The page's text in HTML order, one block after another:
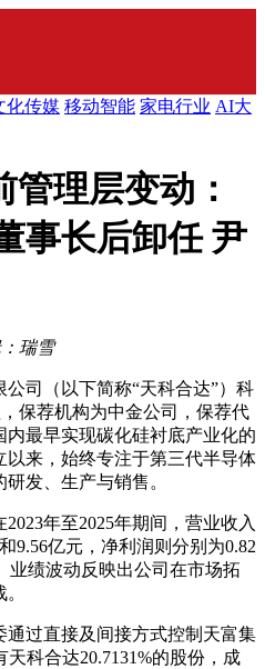
化传媒 移动智能 家电行业 AI大
理层变动：
事长后卸任 尹
瑞雪
司（以下简称“天科合达”）科
保荐机构为中金公司，保荐代
最早实现碳化硅衬底产业化的
以来，始终专注于第三代半导体
发、生产与销售。
年至2025年期间，营业收入
9.56亿元，净利润则分别为0.82
业绩波动反映出公司在市场拓
通过直接及间接方式控制天富集
天科合达20.7131%的股份，成